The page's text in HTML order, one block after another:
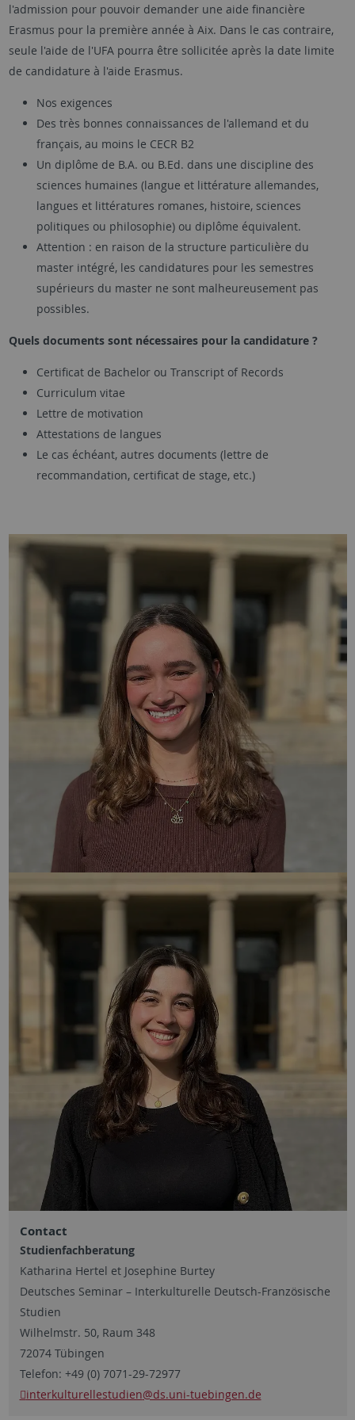
l'admission pour pouvoir demander une aide financière
Erasmus pour la première année à Aix. Dans le cas contraire,
seule l'aide de l'UFA pourra être sollicitée après la date limite
de candidature à l'aide Erasmus.
Nos exigences
Des très bonnes connaissances de l'allemand et du
français, au moins le CECR B2
Un diplôme de B.A. ou B.Ed. dans une discipline des
sciences humaines (langue et littérature allemandes,
langues et littératures romanes, histoire, sciences
politiques ou philosophie) ou diplôme équivalent.
Attention : en raison de la structure particulière du
master intégré, les candidatures pour les semestres
supérieurs du master ne sont malheureusement pas
possibles.
Quels documents sont nécessaires pour la candidature ?
Certificat de Bachelor ou Transcript of Records
Curriculum vitae
Lettre de motivation
Attestations de langues
Le cas échéant, autres documents (lettre de
recommandation, certificat de stage, etc.)
Contact
Studienfachberatung
Katharina Hertel et Josephine Burtey
Deutsches Seminar – Interkulturelle Deutsch-Französische
Studien
Wilhelmstr. 50, Raum 348
72074 Tübingen
Telefon: +49 (0) 7071-29-72977
interkulturellestudien@ds.uni-tuebingen.de